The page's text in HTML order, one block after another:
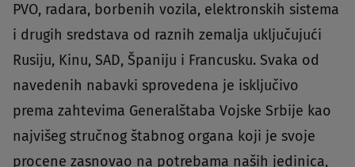
PVO, radara, borbenih vozila, elektronskih sistema
i drugih sredstava od raznih zemalja uključujući
Rusiju, Kinu, SAD, Španiju i Francusku. Svaka od
navedenih nabavki sprovedena je isključivo
prema zahtevima Generalštaba Vojske Srbije kao
najvišeg stručnog štabnog organa koji je svoje
procene zasnovao na potrebama naših jedinica,